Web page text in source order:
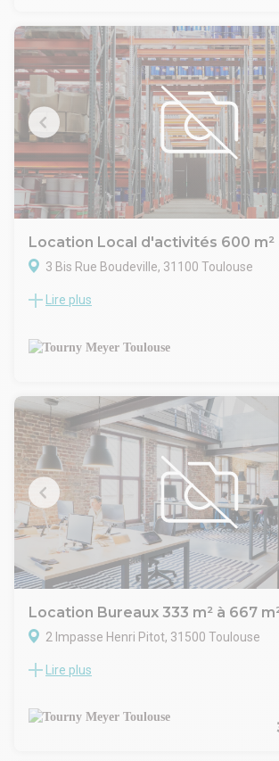
Les bureaux sont situés en R+3, avec un
salle de réunion et une salle de pause.
La climatisation réversible et ascenseur pour
optimal. Les prestations de qualité et les
contribuent à un environnement de travail
professionnel.
Parkings privatifs disponibles en sous-sol :
de voitures en sous-sol
Location Local d'activités 600 m²
3 Bis Rue Boudeville, 31100 Toulouse
TOURNY MEYER propose un local d'activité
Thibaud. Emplacement stratégique et
Il y a un grand portail sectionnel, un pont
125 m² selon les besoins.
9 emplacements de parkings sont
Lire plus
Location Bureaux 333 m² à 667
2 Impasse Henri Pitot, 31500 Toulouse
Situé au nord-est de Toulouse, dans la zone
standing au rez-de-chaussée et au 1ᵉʳ
surface totale de 667 m².
Lire plus